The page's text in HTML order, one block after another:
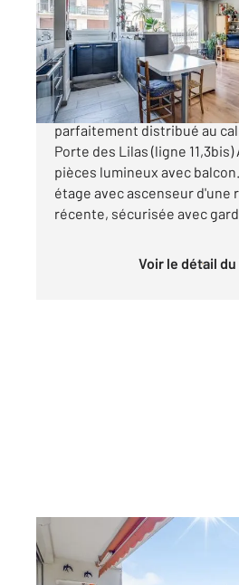
Appartement F2 à
431 000 €
Paris 19e - Étage élevé,
parfaitement distribué au
Porte des Lilas (ligne
pièces lumineux avec
étage avec ascenseur d'une
récente, sécurisée avec
Voir le détail
PARIS 75020
47 m
, 2 pièces
Ref : 11525